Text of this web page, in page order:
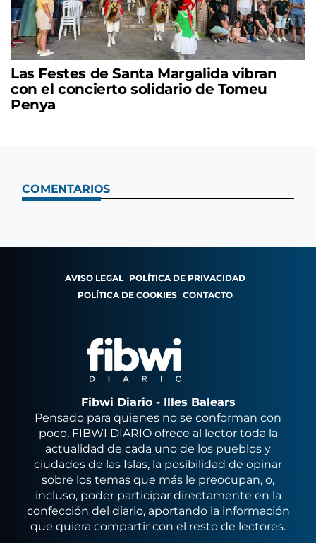
Las Festes de Santa Margalida vibran
con el concierto solidario de Tomeu
Penya
COMENTARIOS
AVISO LEGAL POLÍTICA DE PRIVACIDAD
POLÍTICA DE COOKIES CONTACTO
Fibwi Diario - Illes Balears
Pensado para quienes no se conforman con
poco, FIBWI DIARIO ofrece al lector toda la
actualidad de cada uno de los pueblos y
ciudades de las Islas, la posibilidad de opinar
sobre los temas que más le preocupan, o,
incluso, poder participar directamente en la
confección del diario, aportando la información
que quiera compartir con el resto de lectores.